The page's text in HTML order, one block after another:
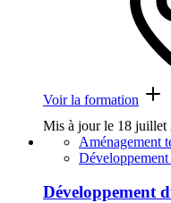
Voir la formation
Mis à jour le 18 juillet
Aménagement
Développement